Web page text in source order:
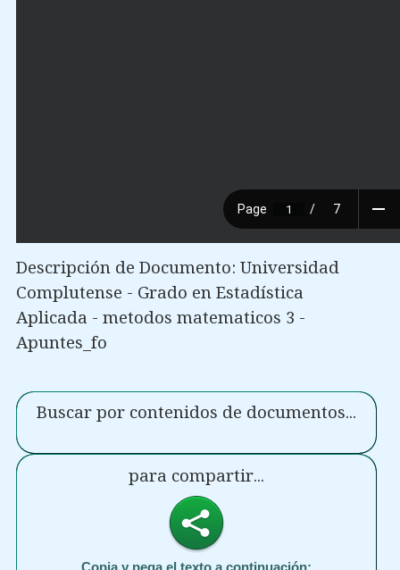
Descripción de Documento: Universidad
Complutense - Grado en Estadística
Aplicada - metodos matematicos 3 -
Apuntes_fo
Buscar por contenidos de documentos...
para compartir...